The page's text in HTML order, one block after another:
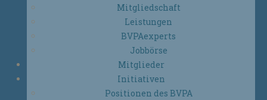
Mitgliedschaft
Leistungen
BVPAexperts
Jobbörse
Mitglieder
Initiativen
Positionen des BVPA